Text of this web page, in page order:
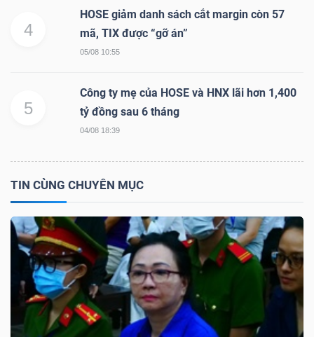
4
HOSE giảm danh sách cắt margin còn 57
mã, TIX được “gỡ án”
05/08 10:55
5
Công ty mẹ của HOSE và HNX lãi hơn 1,400
tỷ đồng sau 6 tháng
04/08 18:39
TIN CÙNG CHUYÊN MỤC
CHÍNH
CÔNG
NGHỆ
THÔNG
TIN
DỊCH